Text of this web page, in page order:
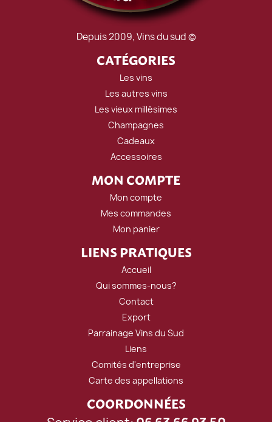
Depuis 2009, Vins du sud ©
CATÉGORIES
Les vins
Les autres vins
Les vieux millésimes
Champagnes
Cadeaux
Accessoires
MON COMPTE
Mon compte
Mes commandes
Mon panier
LIENS PRATIQUES
Accueil
Qui sommes-nous?
Contact
Export
Parrainage Vins du Sud
Liens
Comités d'entreprise
Carte des appellations
COORDONNÉES